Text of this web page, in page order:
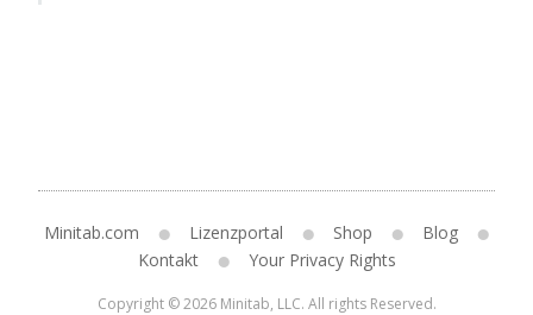
Minitab.com Lizenzportal Shop
Blog
Kontakt
Your Privacy Rights
Copyright © 2026 Minitab, LLC. All rights Reserved.